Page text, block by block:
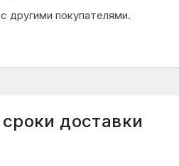
другими покупателями.
доставки